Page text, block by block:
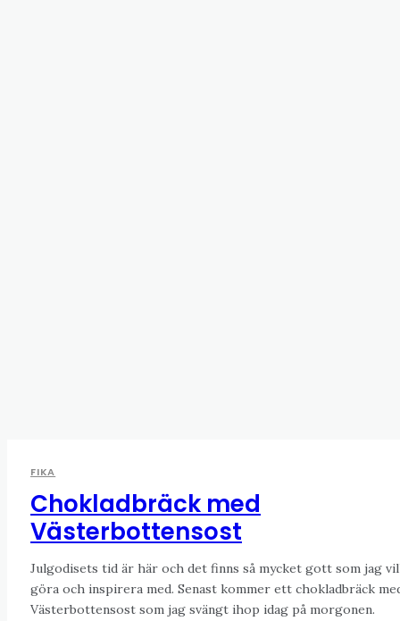
FIKA
Chokladbräck med
Västerbottensost
Julgodisets tid är här och det finns så mycket gott som jag
göra och inspirera med. Senast kommer ett chokladbräck
Västerbottensost som jag svängt ihop idag på morgonen.